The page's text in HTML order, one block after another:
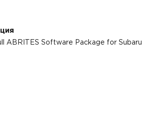
ABRITES Software Package for Subaru